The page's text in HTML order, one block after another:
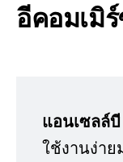
อีคอมเมิ
แอนเซลล์บี
ใช้งานง่า